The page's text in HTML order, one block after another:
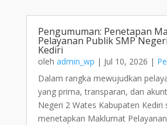
Pengumuman: Penetapan
Pelayanan Publik SMP
Kediri
oleh admin_wp | Jul 10, 2026 |
Dalam rangka mewujudkan
yang prima, transparan, dan
Negeri 2 Wates Kabupaten Kediri
menetapkan Maklumat